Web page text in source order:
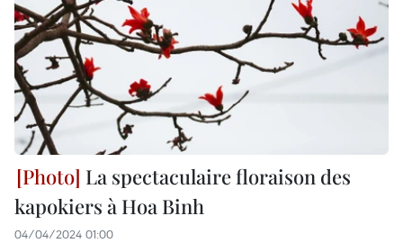
La spectaculaire floraison des
kapokiers à Hoa Binh
04/04/2024 01:00